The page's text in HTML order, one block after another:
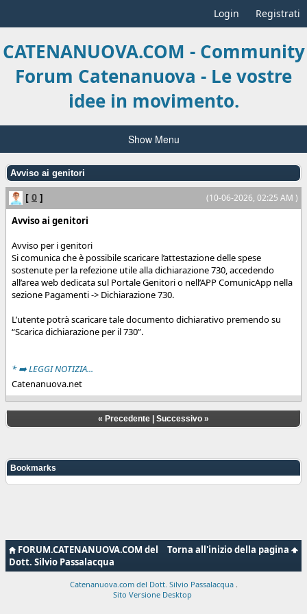
Login Registrati
CATENANUOVA.COM - Community
Forum Catenanuova - Le vostre
idee in movimento.
Show Menu
Avviso ai genitori
(10-06-2026, 02:25 AM )
[ 0 ]
Avviso ai genitori
Avviso per i genitori
Si comunica che è possibile scaricare l’attestazione delle spese
sostenute per la refezione utile alla dichiarazione 730, accedendo
all’area web dedicata sul Portale Genitori o nell’APP ComunicApp nella
sezione Pagamenti -> Dichiarazione 730.
L’utente potrà scaricare tale documento dichiarativo premendo su
“Scarica dichiarazione per il 730”.
* ➡️ LEGGI NOTIZIA...
Catenanuova.net
« Precedente Successivo »
Bookmarks
Torna all'inizio della pagina
FORUM.CATENANUOVA.COM del
Dott. Silvio Passalacqua
Catenanuova.com del Dott. Silvio Passalacqua
Sito Versione Desktop